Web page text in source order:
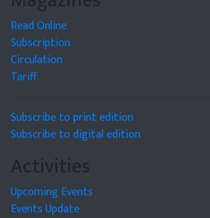
Read Online
Subscription
Circulation
Tariff
Subscribe to print edition
Subscribe to digital edition
Activities
Upcoming Events
Events Update